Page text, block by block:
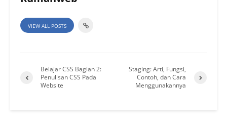
VIEW ALL POSTS
Belajar CSS Bagian 2:
Penulisan CSS Pada
Website
Staging: Arti, Fungsi,
Contoh, dan Cara
Menggunakannya